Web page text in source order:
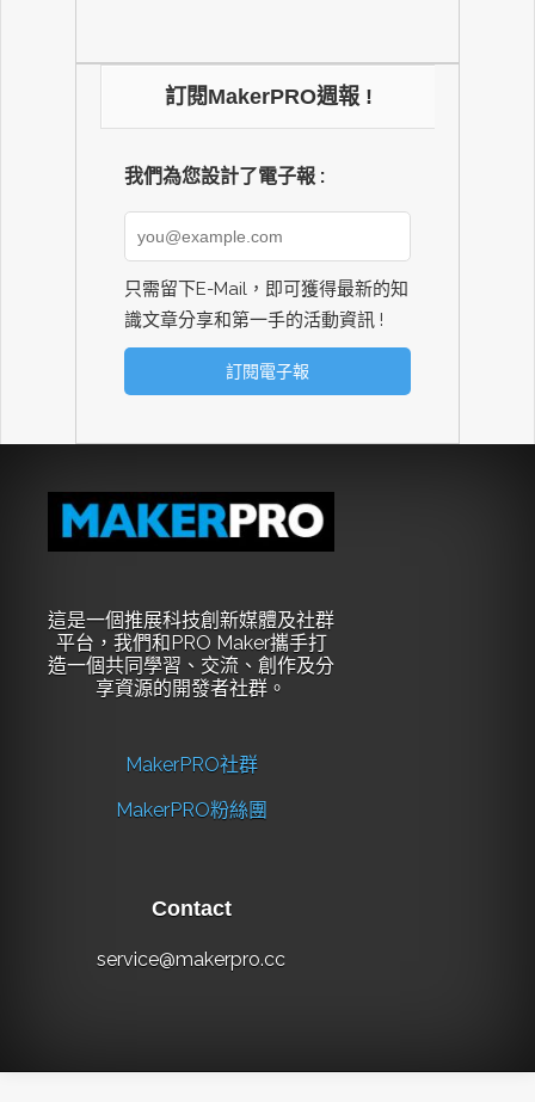
訂閱MakerPRO週報 !
我們為您設計了電子報 :
只需留下E-Mail，即可獲得最新的知
識文章分享和第一手的活動資訊 !
這是一個推展科技創新媒體及社群
平台，我們和PRO Maker攜手打
造一個共同學習、交流、創作及分
享資源的開發者社群。
MakerPRO社群
MakerPRO粉絲團
Contact
service@makerpro.cc